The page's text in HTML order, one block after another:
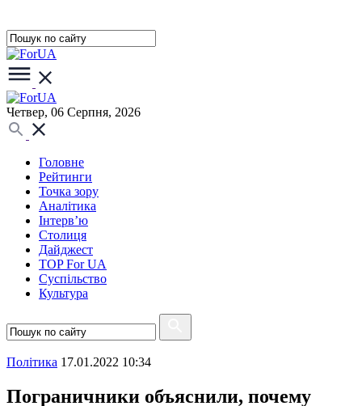
Четвер, 06 Серпня, 2026
Головне
Рейтинги
Точка зору
Аналітика
Інтерв’ю
Столиця
Дайджест
TOP For UA
Суспiльство
Культура
Полiтика 17.01.2022 10:34
Пограничники объяснили, почему